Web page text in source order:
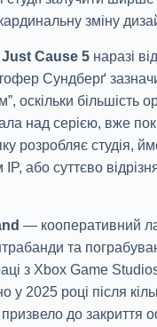
зміну
Just Cause 5 наразі
Сундберґ
оскільки більшість
над серією, вже
розробляє студія,
або суттєво
— кооперативний
та
з Xbox Game
у 2025 році після
призвело до закриття